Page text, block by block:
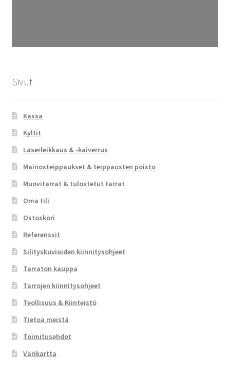
Sivut
Kassa
Kyltit
Laserleikkaus & -kaiverrus
Mainosteippaukset & teippausten poisto
Muovitarrat & tulostetut tarrat
Oma tili
Ostoskori
Referenssit
Silityskuvioiden kiinnitysohjeet
Tarraton kauppa
Tarrojen kiinnitysohjeet
Teollisuus & Kiinteistö
Tietoa meistä
Toimitusehdot
Värikartta